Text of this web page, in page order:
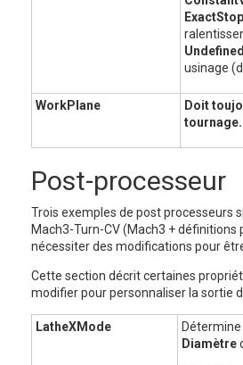
ExactStop
Undefined
usinage
WorkPlane
Doit
tournage.
Post-processeur
Trois exemples de post processeurs
Mach3-Turn-CV (Mach3 +
nécessiter des modifications pour
Cette section décrit certaines
modifier pour personnaliser la sortie
LatheXMode
Diamètre